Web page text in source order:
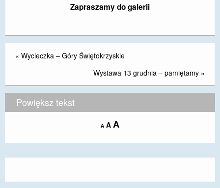
Zapraszamy do galerii
« Wycieczka – Góry Świętokrzyskie
Wystawa 13 grudnia – pamiętamy »
Powiększ tekst
A Decrease
size.
A Reset
size.
AIncrease
size.